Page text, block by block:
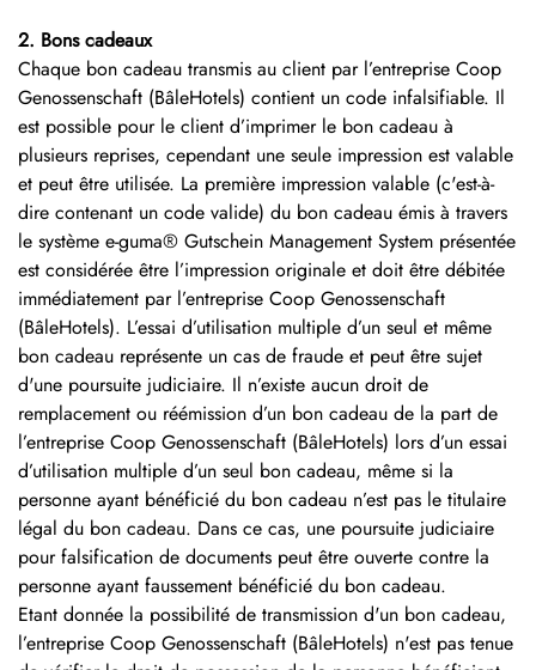
2. Bons cadeaux
Chaque bon cadeau transmis au client par l’entreprise Coop
Genossenschaft (BâleHotels) contient un code infalsifiable. Il
est possible pour le client d’imprimer le bon cadeau à
plusieurs reprises, cependant une seule impression est valable
et peut être utilisée. La première impression valable (c'est-à-
dire contenant un code valide) du bon cadeau émis à travers
le système e-guma® Gutschein Management System présentée
est considérée être l’impression originale et doit être débitée
immédiatement par l’entreprise Coop Genossenschaft
(BâleHotels). L’essai d’utilisation multiple d’un seul et même
bon cadeau représente un cas de fraude et peut être sujet
d'une poursuite judiciaire. Il n’existe aucun droit de
remplacement ou réémission d’un bon cadeau de la part de
l’entreprise Coop Genossenschaft (BâleHotels) lors d’un essai
d’utilisation multiple d’un seul bon cadeau, même si la
personne ayant bénéficié du bon cadeau n’est pas le titulaire
légal du bon cadeau. Dans ce cas, une poursuite judiciaire
pour falsification de documents peut être ouverte contre la
personne ayant faussement bénéficié du bon cadeau.
Etant donnée la possibilité de transmission d'un bon cadeau,
l’entreprise Coop Genossenschaft (BâleHotels) n'est pas tenue